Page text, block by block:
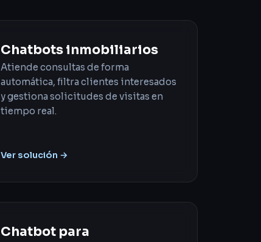
Chatbots inmobiliarios
Atiende consultas de forma
automática, filtra clientes interesados
y gestiona solicitudes de visitas en
tiempo real.
Ver solución →
Chatbot para